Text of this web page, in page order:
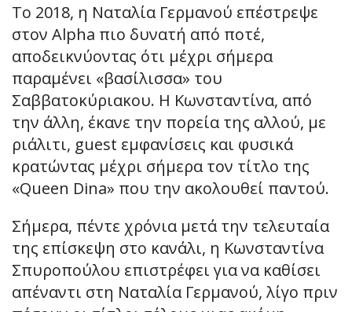
Το 2018, η Ναταλία Γερμανού επέστρεψε
στον Alpha πιο δυνατή από ποτέ,
αποδεικνύοντας ότι μέχρι σήμερα
παραμένει «βασίλισσα» του
Σαββατοκύριακου. Η Κωνσταντίνα, από
την άλλη, έκανε την πορεία της αλλού, με
ριάλιτι, guest εμφανίσεις και φυσικά
κρατώντας μέχρι σήμερα τον τίτλο της
«Queen Dina» που την ακολουθεί παντού.
Σήμερα, πέντε χρόνια μετά την τελευταία
της επίσκεψη στο κανάλι, η Κωνσταντίνα
Σπυροπούλου επιστρέφει για να καθίσει
απέναντι στη Ναταλία Γερμανού, λίγο πριν